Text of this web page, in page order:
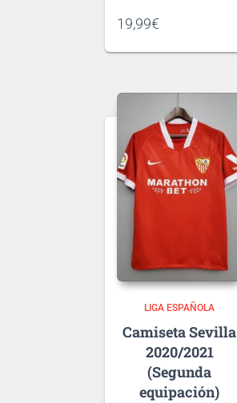
Puedes elegir
nombre y número
para tu camiseta, bien
personalizado o bien de
algún jugador, lo que
escribas será lo que
grabemos en tu
Ten en cuenta que si aún
de …
19,99€
LIGA ESPAÑOLA
Sevilla
2020/2021
(Segunda
equipación)